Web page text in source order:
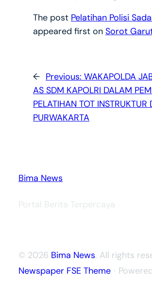
The post Pelatihan Polisi
appeared first on Sorot
← Previous: WAKAPOLDA
AS SDM KAPOLRI DALAM
PELATIHAN TOT INSTRUKTUR
PURWAKARTA
Bima News
Portal Berita Terpercaya
© 2026 Bima News. All rights
Newspaper FSE Theme⋅